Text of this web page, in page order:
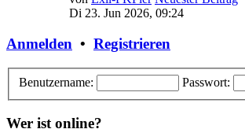
Di 23. Jun 2026, 09:24
Anmelden • Registrieren
Benutzername: Passwort:
Wer ist online?